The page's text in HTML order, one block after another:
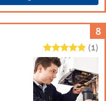
8
(1)